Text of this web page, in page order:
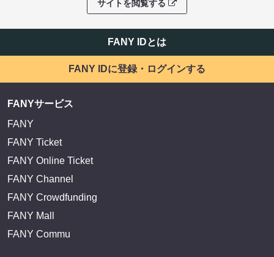
サイトを閲覧する
FANY IDとは
FANY IDに登録・ログインする
FANYサービス
FANY
FANY Ticket
FANY Online Ticket
FANY Channel
FANY Crowdfunding
FANY Mall
FANY Commu